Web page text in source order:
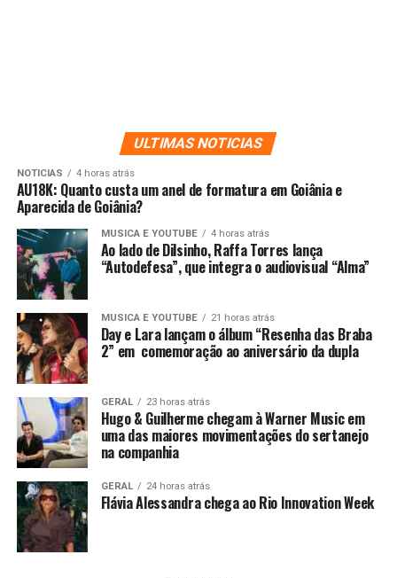
ULTIMAS NOTICIAS
NOTICIAS 4 horas atrás
AU18K: Quanto custa um anel de formatura em Goiânia e
Aparecida de Goiânia?
MUSICA E YOUTUBE 4 horas atrás
Ao lado de Dilsinho, Raffa Torres lança
“Autodefesa”, que integra o audiovisual “Alma”
MUSICA E YOUTUBE 21 horas atrás
Day e Lara lançam o álbum “Resenha das Braba
2” em comemoração ao aniversário da dupla
GERAL 23 horas atrás
Hugo & Guilherme chegam à Warner Music em
uma das maiores movimentações do sertanejo
na companhia
GERAL 24 horas atrás
Flávia Alessandra chega ao Rio Innovation Week